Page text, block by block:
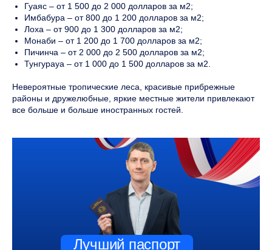
Гуаяс – от 1 500 до 2 000 долларов за м2;
Имбабура – от 800 до 1 200 долларов за м2;
Лоха – от 900 до 1 300 долларов за м2;
Монаби – от 1 200 до 1 700 долларов за м2;
Пичинча – от 2 000 до 2 500 долларов за м2;
Тунгурауа – от 1 000 до 1 500 долларов за м2.
Невероятные тропические леса, красивые прибрежные
районы и дружелюбные, яркие местные жители привлекают
все больше и больше иностранных гостей.
Лучший паспорт